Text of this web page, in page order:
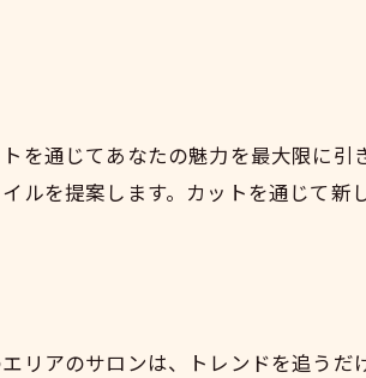
を通じてあなたの魅力を最大限に引
ルを提案します。カットを通じて新
リアのサロンは、トレンドを追うだ